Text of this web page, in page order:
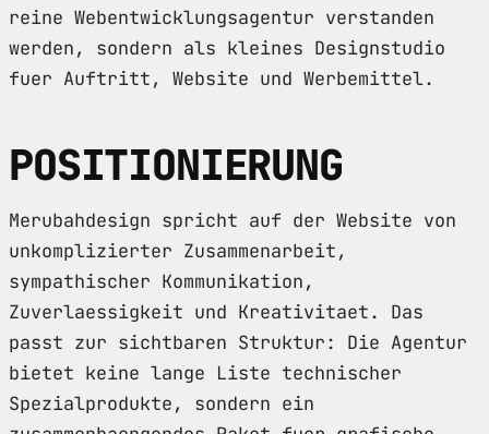
reine Webentwicklungsagentur verstanden
werden, sondern als kleines Designstudio
fuer Auftritt, Website und Werbemittel.
POSITIONIERUNG
Merubahdesign spricht auf der Website von
unkomplizierter Zusammenarbeit,
sympathischer Kommunikation,
Zuverlaessigkeit und Kreativitaet. Das
passt zur sichtbaren Struktur: Die Agentur
bietet keine lange Liste technischer
Spezialprodukte, sondern ein